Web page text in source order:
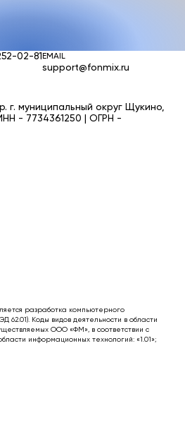
02-81 EMAIL
support@fonmix.ru
г. муниципальный округ Щукино,
- 7734361250 | ОГРН -
разработка компьютерного
62.01). Коды видов деятельности в области
ООО «ФМ», в соответствии с
информационных технологий: «1.01»;